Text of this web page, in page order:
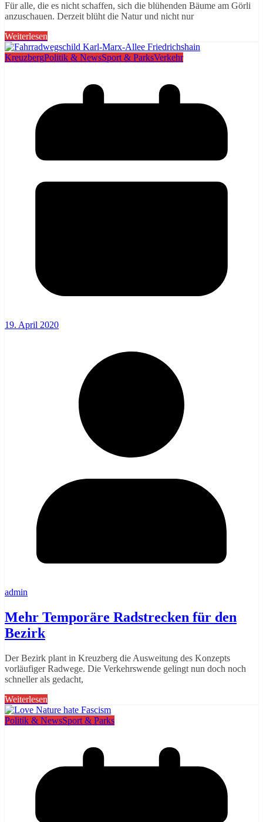
Für alle, die es nicht schaffen, sich die blühenden Bäume am Görli
anzuschauen. Derzeit blüht die Natur und nicht nur
Weiterlesen
KreuzbergPolitik & NewsSport & ParksVerkehr
19. April 2020
admin
Mehr Temporäre Radstrecken für den
Bezirk
Der Bezirk plant in Kreuzberg die Ausweitung des Konzepts
vorläufiger Radwege. Die Verkehrswende gelingt nun doch noch
schneller als gedacht,
Weiterlesen
Politik & NewsSport & Parks